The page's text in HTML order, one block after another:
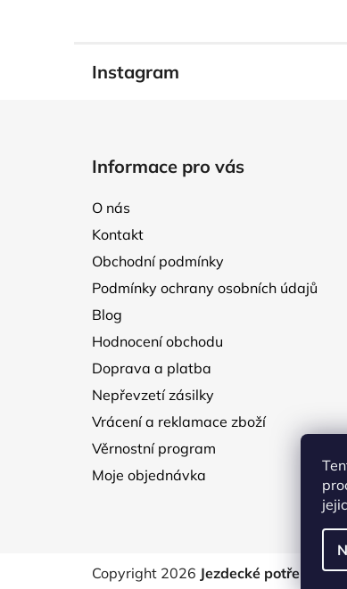
Instagram
Informace pro vás
O nás
Kontakt
Obchodní podmínky
Podmínky ochrany osobních údajů
Blog
Hodnocení obchodu
Doprava a platba
Nepřevzetí zásilky
Vrácení a reklamace zboží
Věrnostní program
Moje objednávka
Copyright 2026 Jezdecké potřeby